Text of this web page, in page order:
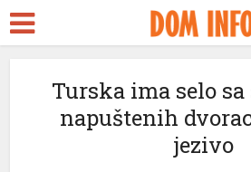
Turska ima selo
napuštenih
jezivo